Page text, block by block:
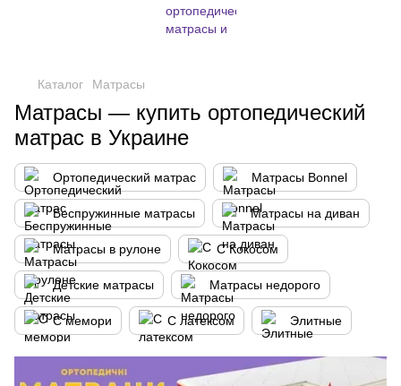
Каталог Матрасы
Матрасы — купить ортопедический
матрас в Украине
Ортопедический матрас Матрасы Bonnel
Беспружинные матрасы Матрасы на диван
Матрасы в рулоне С Кокосом
Детские матрасы Матрасы недорого
С мемори С латексом Элитные